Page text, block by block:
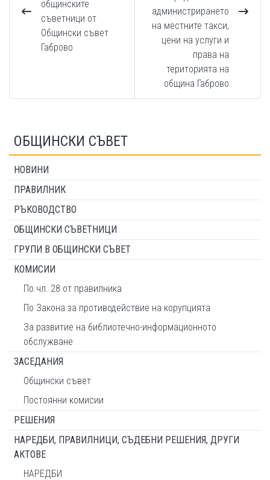
общинските
съветници от
Общински съвет
Габрово
администрирането
на местните такси,
цени на услуги и
права на
територията на
община Габрово
ОБЩИНСКИ СЪВЕТ
НОВИНИ
ПРАВИЛНИК
РЪКОВОДСТВО
ОБЩИНСКИ СЪВЕТНИЦИ
ГРУПИ В ОБЩИНСКИ СЪВЕТ
КОМИСИИ
По чл. 28 от правилника
По Закона за противодействие на корупцията
За развитие на библиотечно-информационното
обслужване
ЗАСЕДАНИЯ
Общински съвет
Постоянни комисии
РЕШЕНИЯ
НАРЕДБИ, ПРАВИЛНИЦИ, СЪДЕБНИ РЕШЕНИЯ, ДРУГИ
АКТОВЕ
НАРЕДБИ